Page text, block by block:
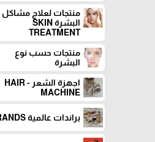
منتجات لعلاج مشاكل
البشرة SKIN
TREATMENT
منتجات حسب نوع
البشرة
اجهزة الشعر - HAIR
MACHINE
براندات عالمية BRANDS